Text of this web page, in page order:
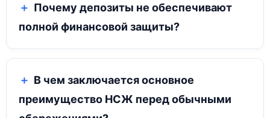
Почему депозиты не обеспечивают
полной финансовой защиты?
В чем заключается основное
преимущество НСЖ перед обычными